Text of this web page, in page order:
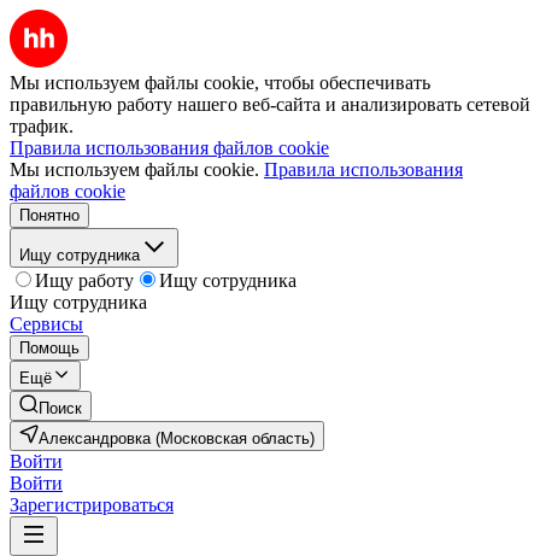
Мы используем файлы cookie, чтобы обеспечивать
правильную работу нашего веб-сайта и анализировать сетевой
трафик.
Правила использования файлов cookie
Мы используем файлы cookie. Правила использования
файлов cookie
Понятно
Ищу сотрудника
Ищу работу
Ищу сотрудника
Ищу сотрудника
Сервисы
Помощь
Ещё
Поиск
Александровка (Московская область)
Войти
Войти
Зарегистрироваться